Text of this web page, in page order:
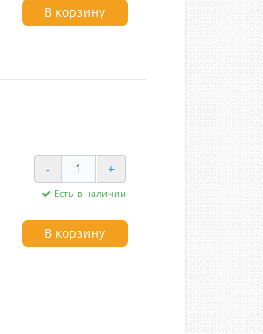
В корзину
- +
Есть в наличии
В корзину